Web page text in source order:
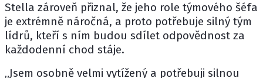
Stella zároveň přiznal, že jeho role týmového šéfa
je extrémně náročná, a proto potřebuje silný tým
lídrů, kteří s ním budou sdílet odpovědnost za
každodenní chod stáje.
„Jsem osobně velmi vytížený a potřebuji silnou